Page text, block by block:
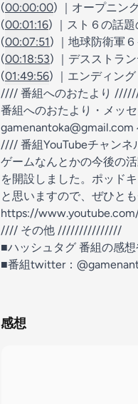
(00:00:00) ｜オープニン
(00:01:16) ｜スト６の話題
(00:07:51) ｜地球防衛軍
(00:18:53) ｜デスストラ
(01:49:56) ｜エンディング
//// 番組へのおたより
番組へのおたより・メッ
gamenantoka@gmail.com
//// 番組YouTubeチャン
ゲームなんとかの今後の
を開設しました。ポッド
と思いますので、ぜひと
https://
//// その他 ///////////////
■ハッシュタグ 番組の感
■番組twitter：
感想